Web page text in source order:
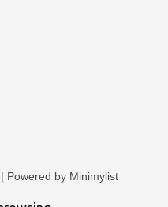
Powered by Minimylist